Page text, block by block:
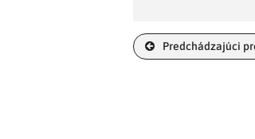
Predchádzajúci